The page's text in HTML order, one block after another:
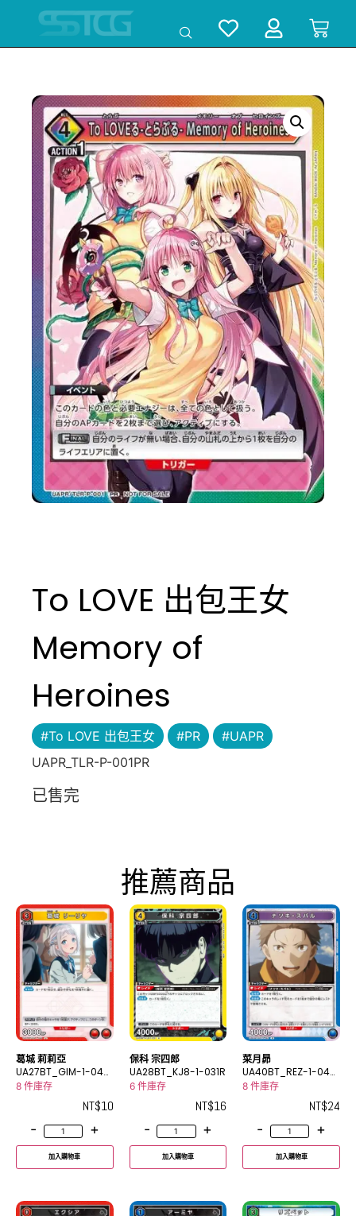
To LOVE 出包王女
Memory of
Heroines
#To LOVE 出包王女 #PR
#UAPR
UAPR_TLR-P-001PR
已售完
推薦商品
葛城 莉莉亞
UA27BT_GIM-1-046
U
8 件庫存
NT$10
-
+
加入購物車
保科 宗四郎
UA28BT_KJ8-1-031R
6 件庫存
NT$16
-
+
加入購物車
菜月昴
UA40BT_REZ-1-040
R
8 件庫存
NT$24
-
+
加入購物車